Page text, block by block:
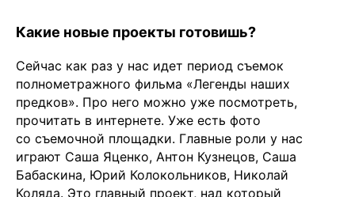
Какие новые проекты готовишь?
Сейчас как раз у нас идет период съемок
полнометражного фильма «Легенды наших
предков». Про него можно уже посмотреть,
прочитать в интернете. Уже есть фото
со съемочной площадки. Главные роли у нас
играют Саша Яценко, Антон Кузнецов, Саша
Бабаскина, Юрий Колокольников, Николай
Коляда. Это главный проект, над который